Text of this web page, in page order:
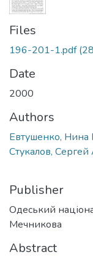
Files
196-201-1.pdf
Date
2000
Authors
Евтушенко, Нина
Стукалов,
Publisher
Одеський
Мечникова
Abstract